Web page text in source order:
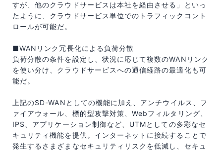
すが、他のクラウドサービスは本社を経由させる」といっ
たように、クラウドサービス単位でのトラフィックコント
ロールが可能だ。
■WANリンク冗長化による負荷分散
負荷分散の条件を設定し、状況に応じて複数のWANリンク
を使い分け、クラウドサービスへの通信経路の最適化も可
能だ。
上記のSD-WANとしての機能に加え、アンチウイルス、フ
ァイアウォール、標的型攻撃対策、Webフィルタリング、
IPS、アプリケーション制御など、UTMとしての多彩なセ
キュリティ機能を提供。インターネットに接続することで
発生するさまざまなセキュリティリスクを低減し、セキュ